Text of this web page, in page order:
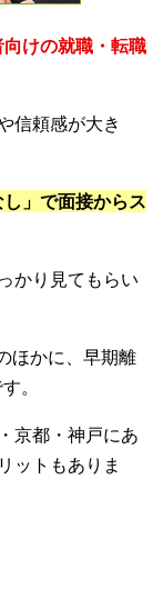
けの就職・転職
信頼感が大き
し」で面接からス
かり見てもらい
ほかに、早期離
。
京都・神戸にあ
ットもありま